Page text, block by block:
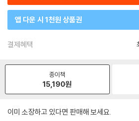
앱 다운 시 1천원 상품권
결제혜택
종이책
15,190원
이미 소장하고 있다면 판매해 보세요.